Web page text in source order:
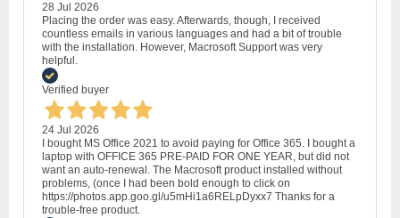
28 Jul 2026
Placing the order was easy. Afterwards, though, I received
countless emails in various languages and had a bit of trouble
with the installation. However, Macrosoft Support was very
helpful.
Verified buyer
24 Jul 2026
I bought MS Office 2021 to avoid paying for Office 365. I bought a
laptop with OFFICE 365 PRE-PAID FOR ONE YEAR, but did not
want an auto-renewal. The Macrosoft product installed without
problems, (once I had been bold enough to click on
https://photos.app.goo.gl/u5mHi1a6RELpDyxx7 Thanks for a
trouble-free product.